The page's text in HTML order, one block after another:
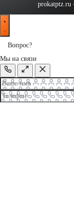
Вопрос?
Мы на связи